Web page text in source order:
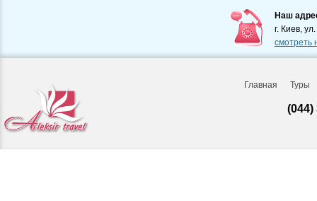
Наш
г. Киев,
смотреть
Главная Туры
(044)